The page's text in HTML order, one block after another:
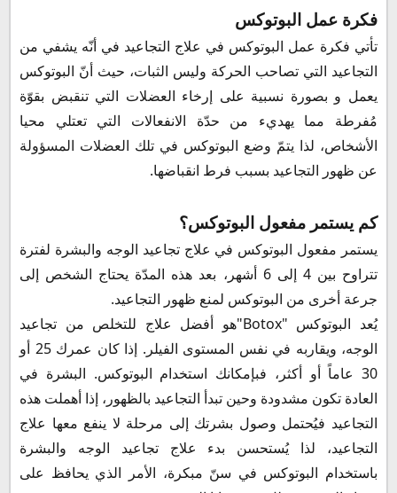
فكرة عمل البوتوكس
تأتي فكرة عمل البوتوكس في علاج التجاعيد في أنّه يشفي من
التجاعيد التي تصاحب الحركة وليس الثبات، حيث أنّ البوتوكس
يعمل و بصورة نسبية على إرخاء العضلات التي تنقبض بقوّة
مُفرطة مما يهديء من حدّة الانفعالات التي تعتلي محيا
الأشخاص، لذا يتمّ وضع البوتوكس في تلك العضلات المسؤولة
عن ظهور التجاعيد بسبب فرط انقباضها.
كم يستمر مفعول البوتوكس؟
يستمر مفعول البوتوكس في علاج تجاعيد الوجه والبشرة لفترة
تتراوح بين 4 إلى 6 أشهر، بعد هذه المدّة يحتاج الشخص إلى
جرعة أخرى من البوتوكس لمنع ظهور التجاعيد.
يُعد البوتوكس "Botox"هو أفضل علاج للتخلص من تجاعيد
الوجه، ويقاربه في نفس المستوى الفيلر.
إذا كان عمرك 25 أو
30 عاماً أو أكثر، فبإمكانك استخدام البوتوكس. البشرة في
العادة تكون مشدودة وحين تبدأ التجاعيد بالظهور، إذا أهملت هذه
التجاعيد فيُحتمل وصول بشرتك إلى مرحلة لا ينفع معها علاج
التجاعيد، لذا يُستحسن بدء علاج تجاعيد الوجه والبشرة
باستخدام البوتوكس في سنّ مبكرة، الأمر الذي يحافظ على